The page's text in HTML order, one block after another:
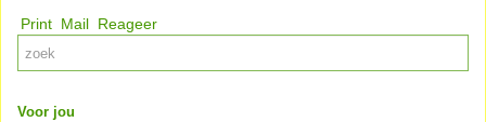
Print Mail Reageer
Voor jou